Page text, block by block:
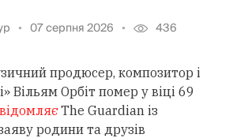
07 серпня 2026 436
продюсер, композитор і
Вільям Орбіт помер у віці 69
The Guardian із
родини та друзів